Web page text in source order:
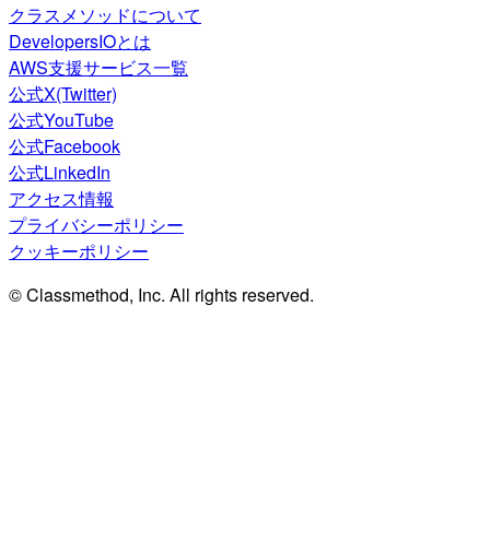
クラスメソッドについて
DevelopersIOとは
AWS支援サービス一覧
公式X(Twitter)
公式YouTube
公式Facebook
公式LinkedIn
アクセス情報
プライバシーポリシー
クッキーポリシー
© Classmethod, Inc. All rights reserved.